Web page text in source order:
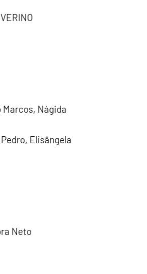
Nágida
Elisângela
Neto